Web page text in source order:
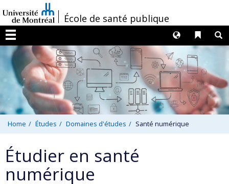
au
contenu
/École de santé publique
Menu
Liens
Langues
Home Études Domaines d'études Santé numérique
Étudier en santé
numérique